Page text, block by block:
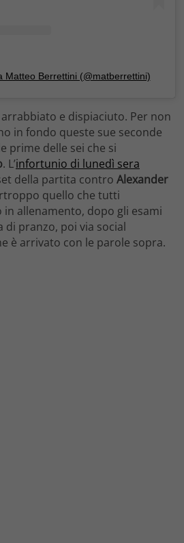
Matteo Berrettini (@matberrettini)
e dispiaciuto. Per non
in fondo queste sue seconde
prime delle sei che si
. L’infortunio di lunedì sera
della partita contro Alexander
quello che tutti
allenamento, dopo gli esami
di pranzo, poi via social
è arrivato con le parole sopra.